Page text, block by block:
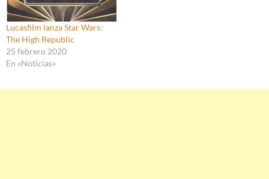
Lucasfilm lanza Star Wars:
The High Republic
25 febrero 2020
En «Noticias»